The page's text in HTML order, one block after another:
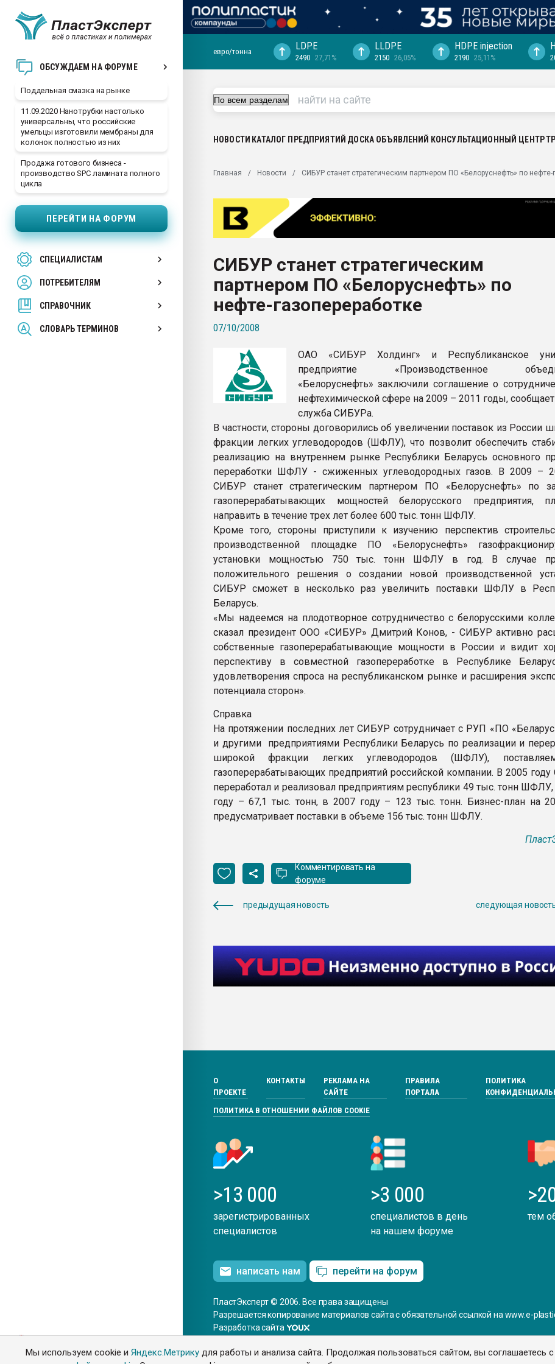
Мы используем cookie иЯндекс.Метрику для работы и анализа сайта. Продолжая пользоваться сайтом, вы соглашаетесь с
ОБСУЖДАЕМ НА ФОРУМЕ
Поддельная смазка на рынке
11.09.2020 Нанотрубки настолько
универсальны, что российские
умельцы изготовили мембраны для
колонок полностью из них
Продажа готового бизнеса -
производство SPC ламината полного
цикла
ПЕРЕЙТИ НА ФОРУМ
СПЕЦИАЛИСТАМ
ПОТРЕБИТЕЛЯМ
СПРАВОЧНИК
СЛОВАРЬ ТЕРМИНОВ
ближайшее подмосковье, с.-в.
Подмосковье, Москва
первый план в переработке
28.07.2026 "Технониколь" довольна
Всё, что касается выдува ПЭТ
Материал поверхности пуансона для
Продам отходы Композиция
поликарбоната и АБС-пластика
Armaloy PC/ABS-1IM черный цвет
ПЕРЕЙТИ НА ФОРУМ
евро/тонна LDPE
2490 27,71%
LLDPE
2150 26,05%
HDPE injection
2190 25,11%
НОВОСТИ КАТАЛОГ ПРЕДПРИЯТИЙ ДОСКА ОБЪЯВЛЕНИЙ КОНСУЛЬТАЦИОННЫЙ ЦЕНТР
Главная Новости СИБУР станет стратегическим партнером ПО «Белоруснефть» по нефте-
СИБУР станет стратегическим
партнером ПО «Белоруснефть» по
нефте-газопереработке
07/10/2008
ОАО «СИБУР Холдинг» и Республиканское
предприятие «Производственное
«Белоруснефть» заключили соглашение о
нефтехимической сфере на 2009 – 2011 годы,
служба СИБУРа.
В частности, стороны договорились об увеличении поставок из России
фракции легких углеводородов (ШФЛУ), что позволит обеспечить
реализацию на внутреннем рынке Республики Беларусь основного
переработки ШФЛУ - сжиженных углеводородных газов. В 2009 –
СИБУР станет стратегическим партнером ПО «Белоруснефть» по
газоперерабатывающих мощностей белорусского предприятия,
направить в течение трех лет более 600 тыс. тонн ШФЛУ.
Кроме того, стороны приступили к изучению перспектив
производственной площадке ПО «Белоруснефть»
установки мощностью 750 тыс. тонн ШФЛУ в год. В случае
положительного решения о создании новой производственной
СИБУР сможет в несколько раз увеличить поставки ШФЛУ в
Беларусь.
«Мы надеемся на плодотворное сотрудничество с белорусскими
сказал президент ООО «СИБУР» Дмитрий Конов, - СИБУР активно
собственные газоперерабатывающие мощности в России и видит
перспективу в совместной газопереработке в Республике
удовлетворения спроса на республиканском рынке и расширения
потенциала сторон».
Cправка
На протяжении последних лет СИБУР сотрудничает с РУП «ПО
и другими предприятиями Республики Беларусь по реализации и
широкой фракции легких углеводородов (ШФЛУ),
газоперерабатывающих предприятий российской компании. В 2005
переработал и реализовал предприятиям республики 49 тыс. тонн
году – 67,1 тыс. тонн, в 2007 году – 123 тыс. тонн. Бизнес-план на
предусматривает поставки в объеме 156 тыс. тонн ШФЛУ.
Комментировать на
форуме
предыдущая новость следующая
О
ПРОЕКТЕ
КОНТАКТЫ
РЕКЛАМА НА
САЙТЕ
ПРАВИЛА
ПОРТАЛА
ПОЛИТИКА
ПОЛИТИКА В ОТНОШЕНИИ ФАЙЛОВ COOKIE
>13 000
зарегистрированных
специалистов
>3 000
специалистов в день
на нашем форуме
тем
написать нам перейти на форум
ПластЭксперт © 2006. Все права защищены
Разрешается копирование материалов сайта с обязательной ссылкой на www.e-
Разработка сайта